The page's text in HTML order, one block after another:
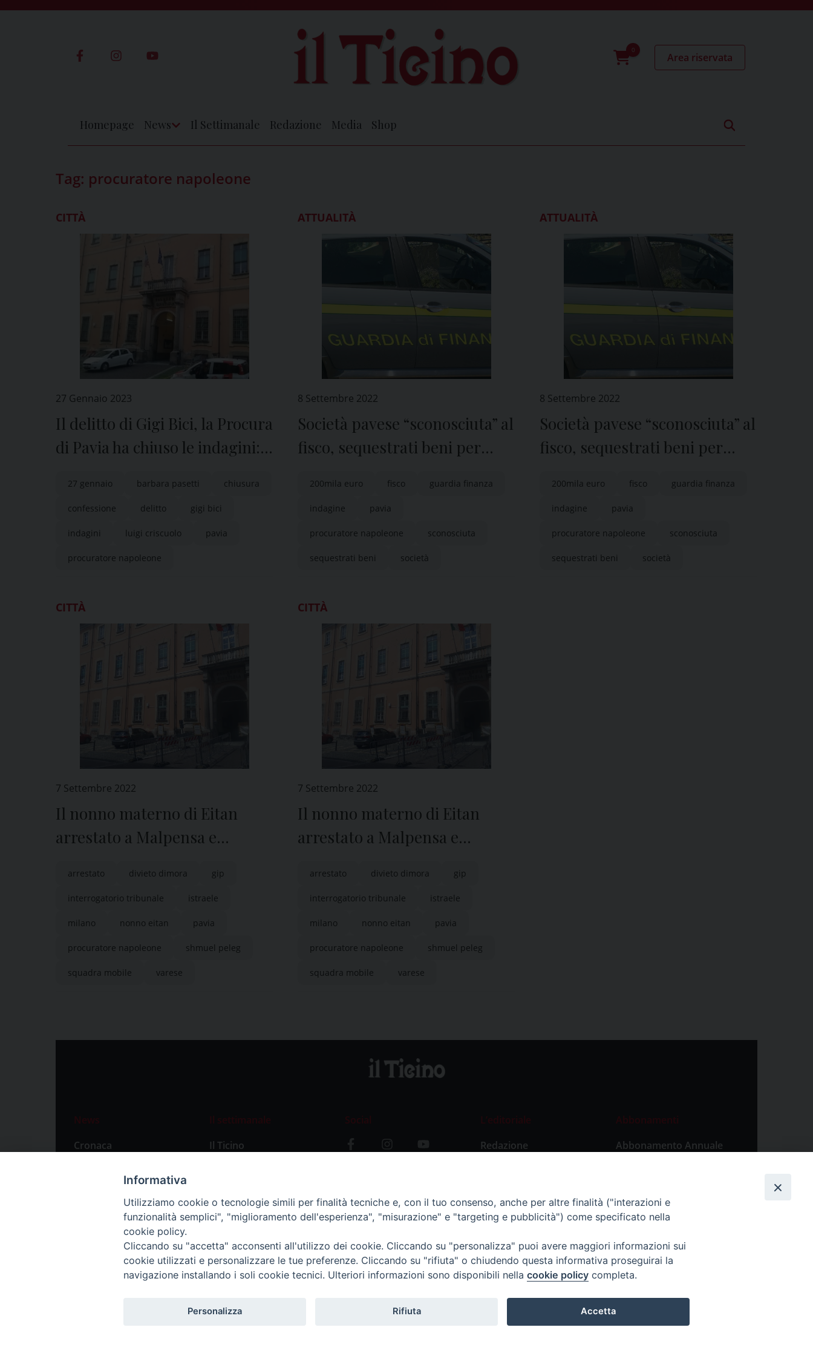
0
Area riservata
Homepage News Il Settimanale Redazione Media Shop
Tag: procuratore napoleone
CITTÀ
27 Gennaio 2023
Il delitto di Gigi Bici, la Procura
di Pavia ha chiuso le indagini:
27 gennaio barbara pasetti chiusura
confessione delitto gigi bici
indagini luigi criscuolo pavia
procuratore napoleone
ATTUALITÀ
8 Settembre 2022
Società pavese “sconosciuta” al
fisco, sequestrati beni per
200mila euro fisco guardia finanza
indagine pavia
procuratore napoleone sconosciuta
sequestrati beni società
ATTUALITÀ
8 Settembre 2022
Società pavese “sconosciuta” al
fisco, sequestrati beni per
200mila euro fisco guardia finanza
indagine pavia
procuratore napoleone sconosciuta
sequestrati beni società
CITTÀ
7 Settembre 2022
Il nonno materno di Eitan
arrestato a Malpensa e
arrestato divieto dimora gip
interrogatorio tribunale istraele
milano nonno eitan pavia
procuratore napoleone shmuel peleg
squadra mobile varese
CITTÀ
7 Settembre 2022
Il nonno materno di Eitan
arrestato a Malpensa e
arrestato divieto dimora gip
interrogatorio tribunale istraele
milano nonno eitan pavia
procuratore napoleone shmuel peleg
squadra mobile varese
News
Cronaca
Primo Piano
Il settimanale
Il Ticino
Social
L’editoriale
Redazione
Abbonamenti
Abbonamento Annuale
Abbonamento Singola
Informativa
Utilizziamo cookie o tecnologie simili per finalità tecniche e, con il tuo consenso, anche per altre finalità ("interazioni e
funzionalità semplici", "miglioramento dell'esperienza", "misurazione" e "targeting e pubblicità") come specificato nella
cookie policy.
Cliccando su "accetta" acconsenti all'utilizzo dei cookie. Cliccando su "personalizza" puoi avere maggiori informazioni sui
cookie utilizzati e personalizzare le tue preferenze. Cliccando su "rifiuta" o chiudendo questa informativa proseguirai la
navigazione installando i soli cookie tecnici. Ulteriori informazioni sono disponibili nella cookie policy completa.
Personalizza Rifiuta Accetta